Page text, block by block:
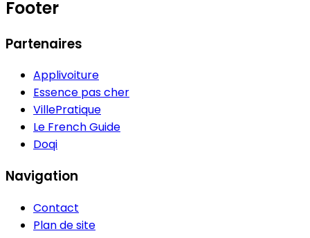
Footer
Partenaires
Applivoiture
Essence pas cher
VillePratique
Le French Guide
Doqi
Navigation
Contact
Plan de site